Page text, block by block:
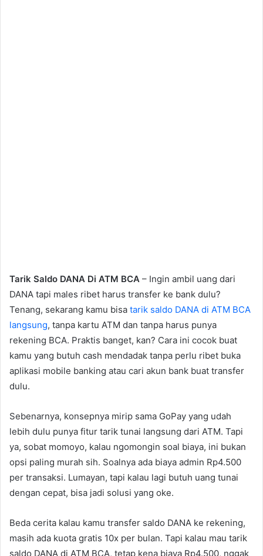
Tarik Saldo DANA Di ATM BCA – Ingin ambil uang dari
DANA tapi males ribet harus transfer ke bank dulu?
Tenang, sekarang kamu bisa tarik saldo DANA di ATM BCA
langsung, tanpa kartu ATM dan tanpa harus punya
rekening BCA. Praktis banget, kan? Cara ini cocok buat
kamu yang butuh cash mendadak tanpa perlu ribet buka
aplikasi mobile banking atau cari akun bank buat transfer
dulu.
Sebenarnya, konsepnya mirip sama GoPay yang udah
lebih dulu punya fitur tarik tunai langsung dari ATM. Tapi
ya, sobat momoyo, kalau ngomongin soal biaya, ini bukan
opsi paling murah sih. Soalnya ada biaya admin Rp4.500
per transaksi. Lumayan, tapi kalau lagi butuh uang tunai
dengan cepat, bisa jadi solusi yang oke.
Beda cerita kalau kamu transfer saldo DANA ke rekening,
masih ada kuota gratis 10x per bulan. Tapi kalau mau tarik
saldo DANA di ATM BCA, tetap kena biaya Rp4.500, nggak